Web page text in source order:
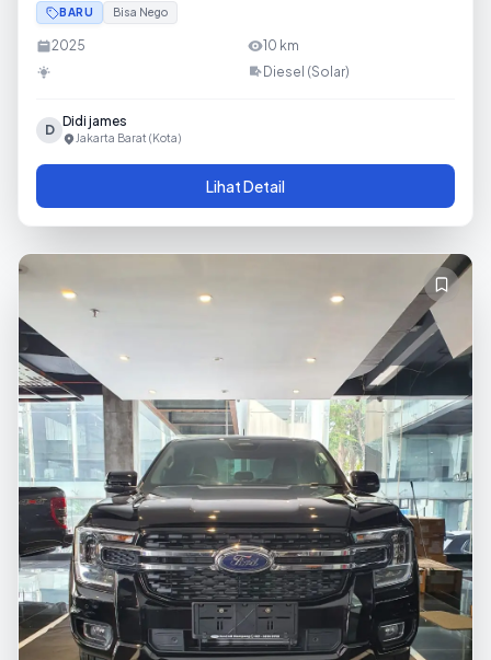
BARU Bisa Nego
2025 10 km
Diesel (Solar)
D Didi james
Jakarta Barat (Kota)
Lihat Detail